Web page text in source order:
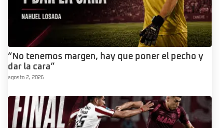
“No tenemos margen, hay que poner el pecho y
dar la cara”
agosto 2, 2026